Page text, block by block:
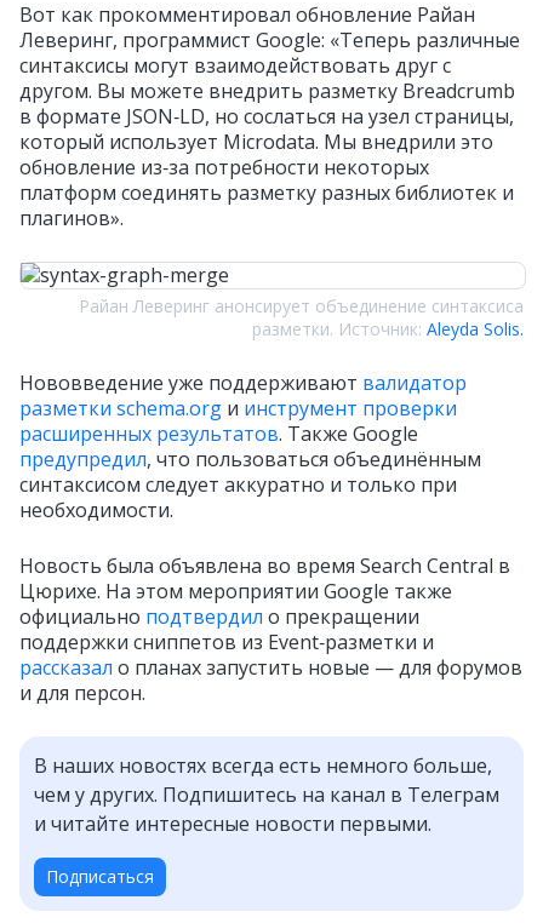
Вот как прокомментировал обновление Райан
Леверинг, программист Google: «Теперь различные
синтаксисы могут взаимодействовать друг с
другом. Вы можете внедрить разметку Breadcrumb
в формате JSON‑LD, но сослаться на узел страницы,
который использует Microdata. Мы внедрили это
обновление из‑за потребности некоторых
платформ соединять разметку разных библиотек и
плагинов».
Райан Леверинг анонсирует объединение синтаксиса
разметки. Источник: Aleyda Solis.
Нововведение уже поддерживают валидатор
разметки schema.org и инструмент проверки
расширенных результатов. Также Google
предупредил, что пользоваться объединённым
синтаксисом следует аккуратно и только при
необходимости.
Новость была объявлена во время Search Central в
Цюрихе. На этом мероприятии Google также
официально подтвердил о прекращении
поддержки сниппетов из Event‑разметки и
рассказал о планах запустить новые — для форумов
и для персон.
В наших новостях всегда есть немного больше,
чем у других. Подпишитесь на канал в Телеграм
и читайте интересные новости первыми.
Подписаться